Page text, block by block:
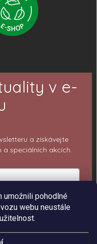
umožnili pohodlné
webu neustále
v e-
a získávejte
a speciálních akcích.